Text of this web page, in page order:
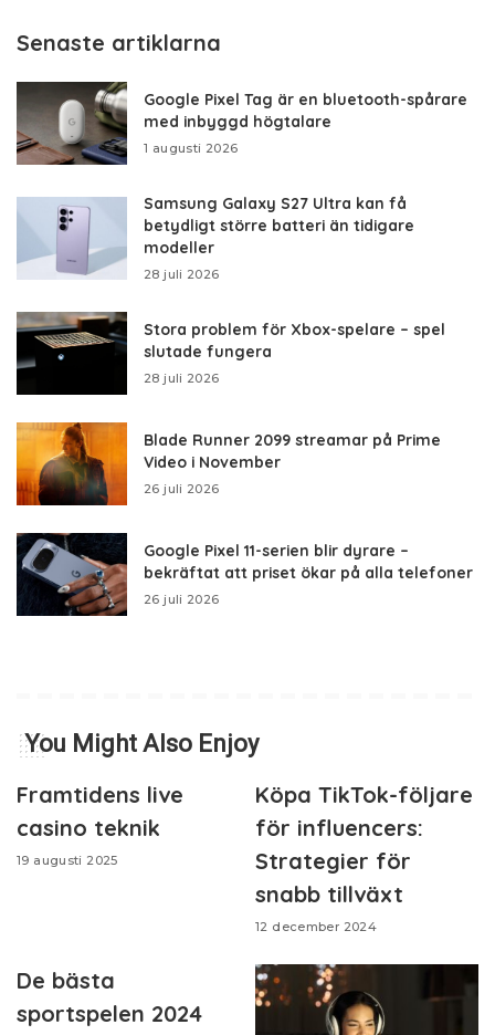
Senaste artiklarna
Google Pixel Tag är en bluetooth-spårare
med inbyggd högtalare
1 augusti 2026
Samsung Galaxy S27 Ultra kan få
betydligt större batteri än tidigare
modeller
28 juli 2026
Stora problem för Xbox-spelare – spel
slutade fungera
28 juli 2026
Blade Runner 2099 streamar på Prime
Video i November
26 juli 2026
Google Pixel 11-serien blir dyrare –
bekräftat att priset ökar på alla telefoner
26 juli 2026
You Might Also Enjoy
Framtidens live
casino teknik
19 augusti 2025
Köpa TikTok-följare
för influencers:
Strategier för
snabb tillväxt
12 december 2024
De bästa
sportspelen 2024